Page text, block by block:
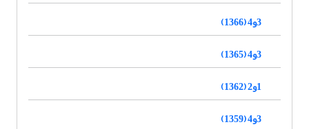
3و4 (1366)
3و4 (1365)
1و2 (1362)
3و4 (1359)